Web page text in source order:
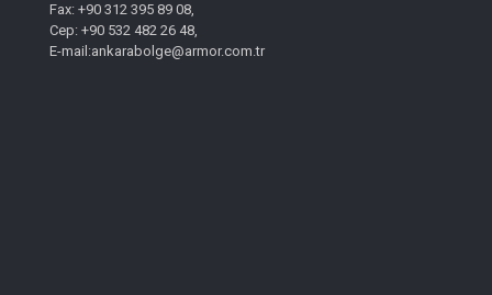
Fax: +90 312 395 89 08,
Cep: +90 532 482 26 48,
E-mail:ankarabolge@armor.com.tr